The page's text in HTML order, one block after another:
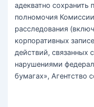
адекватно
полномочия
расследования
корпоративных
действий, связанных
нарушениями
бумагах», Агентство